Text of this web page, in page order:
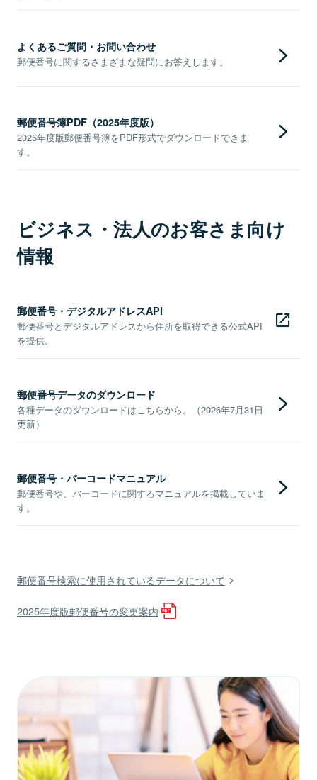
よくあるご質問・お問い合わせ
郵便番号に関するさまざまな疑問にお答えします。
郵便番号簿PDF（2025年度版）
2025年度版郵便番号簿をPDF形式でダウンロードできま
す。
ビジネス・法人のお客さま向け
情報
郵便番号・デジタルアドレスAPI
郵便番号とデジタルアドレスから住所を取得できる公式API
を提供。
郵便番号データのダウンロード
各種データのダウンロードはこちらから。（2026年7月31日
更新）
郵便番号・バーコードマニュアル
郵便番号や、バーコードに関するマニュアルを掲載していま
す。
郵便番号検索に使用されているデータについて
2025年度版郵便番号の変更案内